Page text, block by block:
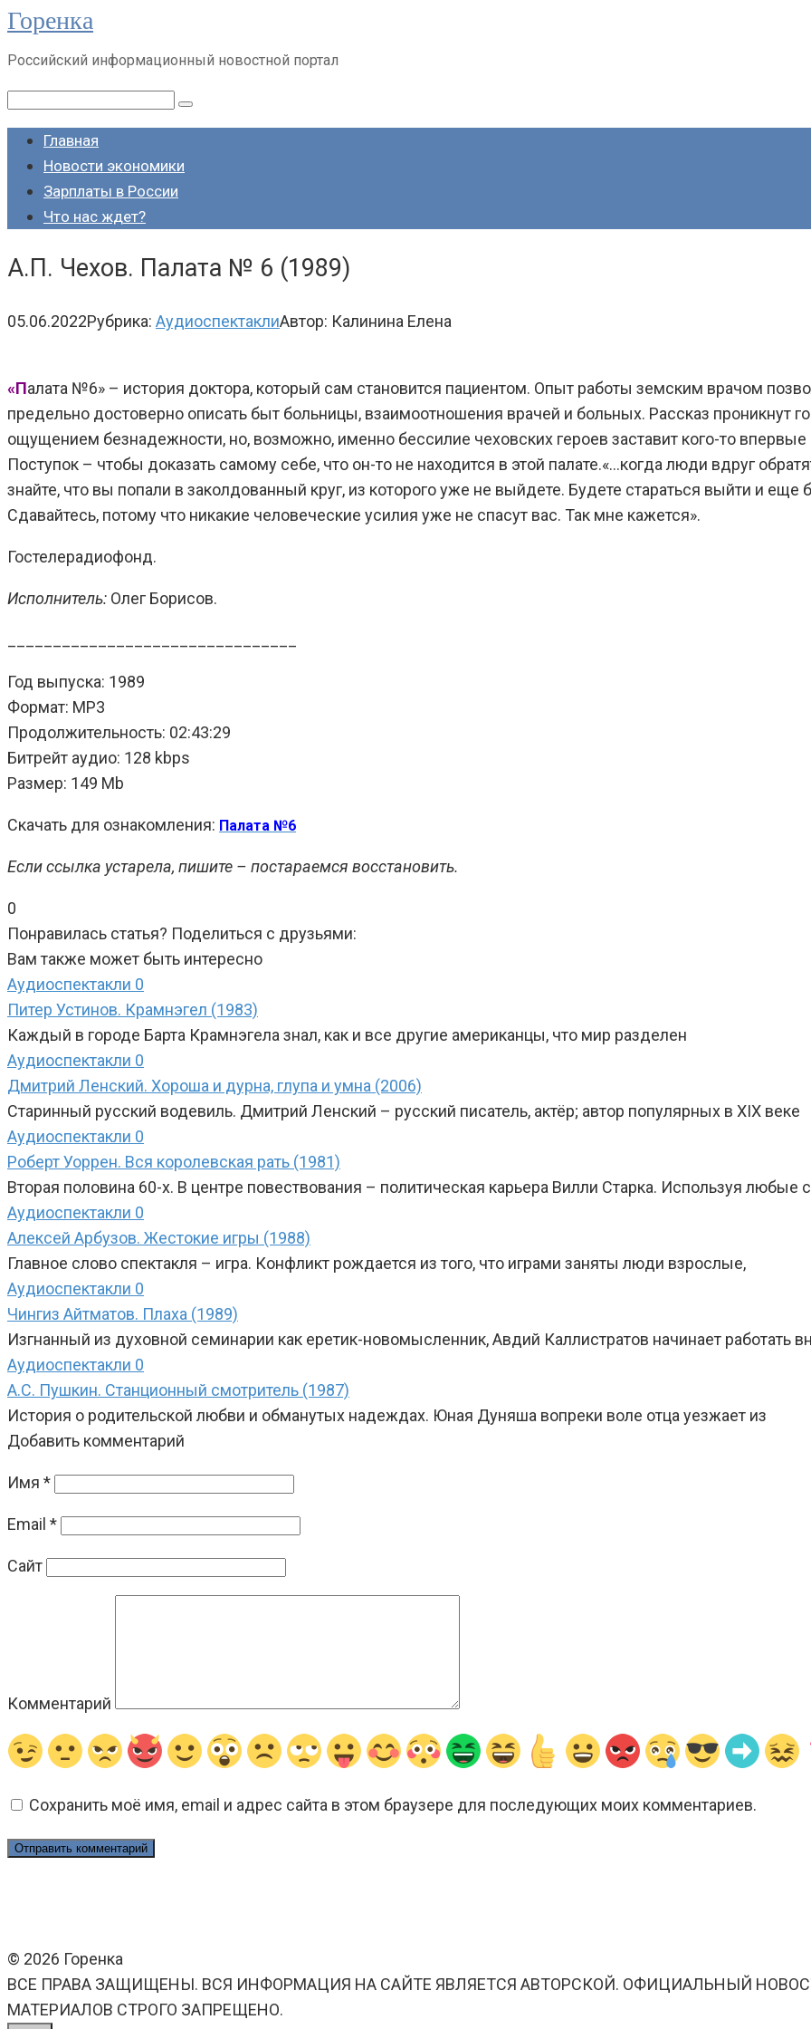
Перейти
контенту
Горенка
Российский информационный новостной портал
Поиск:
Главная
Новости экономики
Зарплаты в России
Что нас ждет?
А.П. Чехов. Палата № 6 (1989)
05.06.2022Рубрика: АудиоспектаклиАвтор: Калинина Елена
«Палата №6» – история доктора, который сам становится пациентом. Опыт работы земским врачом
предельно достоверно описать быт больницы, взаимоотношения врачей и больных. Рассказ проникнут
ощущением безнадежности, но, возможно, именно бессилие чеховских героев заставит кого-то
Поступок – чтобы доказать самому себе, что он-то не находится в этой палате.«…когда люди вдруг
знайте, что вы попали в заколдованный круг, из которого уже не выйдете. Будете стараться выйти и еще
Сдавайтесь, потому что никакие человеческие усилия уже не спасут вас. Так мне кажется».
Гостелерадиофонд.
Исполнитель: Олег Борисов.
Год выпуска: 1989
Формат: MP3
Продолжительность: 02:43:29
Битрейт аудио: 128 kbps
Размер: 149 Mb
Скачать для ознакомления: Палата №6
Если ссылка устарела, пишите – постараемся восстановить.
0
Понравилась статья? Поделиться с друзьями:
Вам также может быть интересно
Аудиоспектакли 0
Питер Устинов. Крамнэгел (1983)
Каждый в городе Барта Крамнэгела знал, как и все другие американцы, что мир разделен
Аудиоспектакли 0
Дмитрий Ленский. Хороша и дурна, глупа и умна (2006)
Старинный русский водевиль. Дмитрий Ленский – русский писатель, актёр; автор популярных в XIX веке
Аудиоспектакли 0
Роберт Уоррен. Вся королевская рать (1981)
Вторая половина 60-х. В центре повествования – политическая карьера Вилли Старка. Используя любые
Аудиоспектакли 0
Алексей Арбузов. Жестокие игры (1988)
Главное слово спектакля – игра. Конфликт рождается из того, что играми заняты люди взрослые,
Аудиоспектакли 0
Чингиз Айтматов. Плаха (1989)
Изгнанный из духовной семинарии как еретик-новомысленник, Авдий Каллистратов начинает
Аудиоспектакли 0
А.С. Пушкин. Станционный смотритель (1987)
История о родительской любви и обманутых надеждах. Юная Дуняша вопреки воле отца уезжает из
Добавить комментарий
Имя *
Email *
Сайт
Комментарий
Сохранить моё имя, email и адрес сайта в этом браузере для последующих моих комментариев.
© 2026 Горенка
ВСЕ ПРАВА ЗАЩИЩЕНЫ. ВСЯ ИНФОРМАЦИЯ НА САЙТЕ ЯВЛЯЕТСЯ АВТОРСКОЙ. ОФИЦИАЛЬНЫЙ
МАТЕРИАЛОВ СТРОГО ЗАПРЕЩЕНО.